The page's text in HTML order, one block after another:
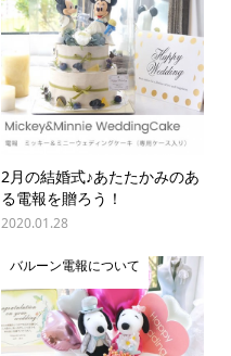
2月の結婚式♪あたたかみのあ
る電報を贈ろう！
2020.01.28
バルーン電報について